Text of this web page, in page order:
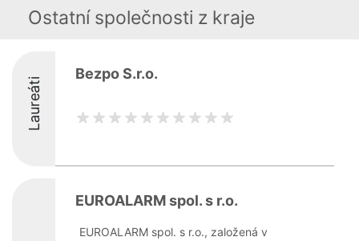
Ostatní společnosti z kraje
Laureáti
Bezpo S.r.o.
EUROALARM spol. s r.o.
EUROALARM spol. s r.o., založená v